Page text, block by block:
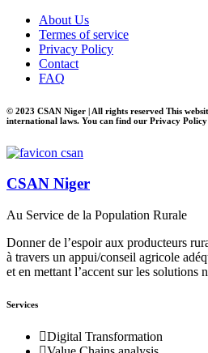
About Us
Termes of service
Privacy Policy
Contact
FAQ
© 2023 CSAN Niger | All rights reserved This
international laws. You can find our Privacy Policy
CSAN Niger
Au Service de la Population Rurale
Donner de l’espoir aux producteurs
à travers un appui/conseil agricole
et en mettant l’accent sur les solutions
Services
Digital Transformation